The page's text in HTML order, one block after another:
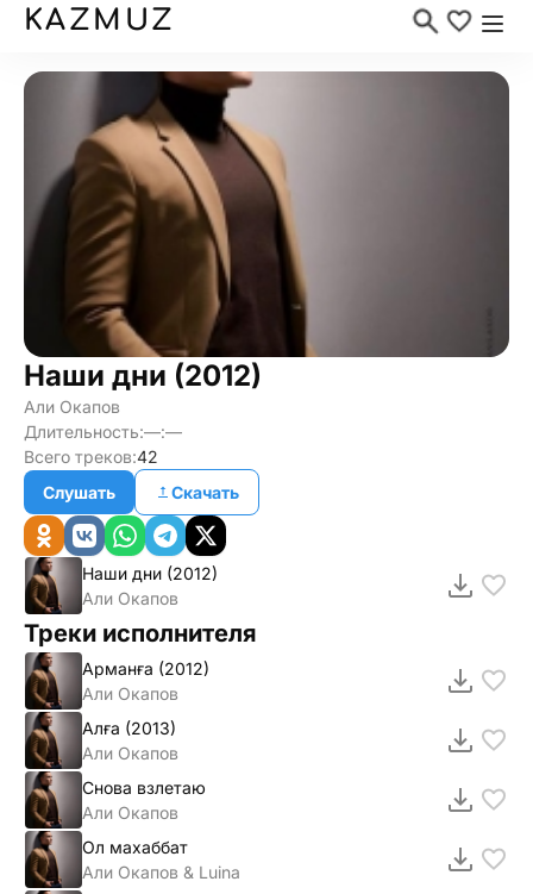
KAZMUZ
Наши дни (2012)
Али Окапов
Длительность:—:—
Всего треков:42
Слушать
Скачать
Наши дни (2012)
Али Окапов
Треки исполнителя
Арманға (2012)
Али Окапов
Алға (2013)
Али Окапов
Снова взлетаю
Али Окапов
Ол махаббат
Али Окапов & Luina